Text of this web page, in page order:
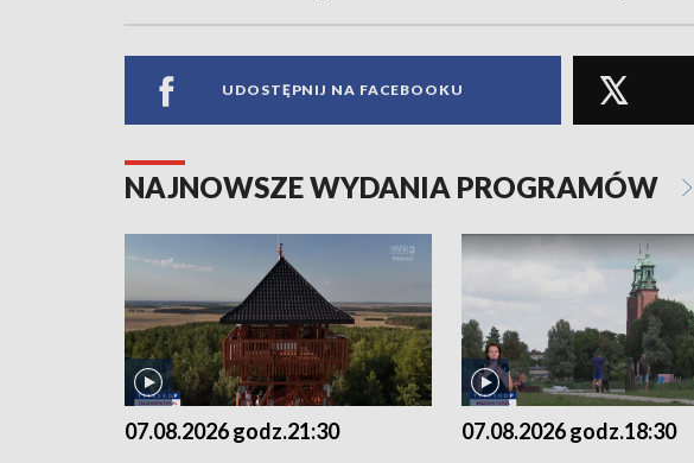
UDOSTĘPNIJ NA FACEBOOKU
NAJNOWSZE WYDANIA PROGRAMÓW
07.08.2026 godz.21:30 07.08.2026 godz.18:30